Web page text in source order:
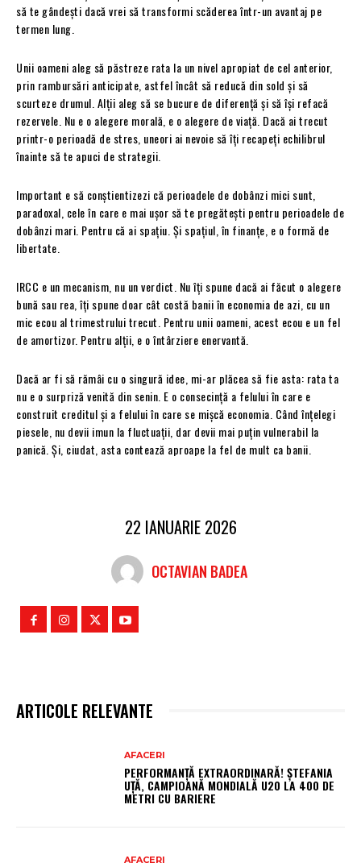
să te gândești dacă vrei să transformi scăderea într-un avantaj pe
termen lung.
Unii oameni aleg să păstreze rata la un nivel apropiat de cel anterior,
prin rambursări anticipate, astfel încât să reducă din sold și să
scurteze drumul. Alții aleg să se bucure de diferență și să își refacă
rezervele. Nu e o alegere morală, e o alegere de viață. Dacă ai trecut
printr-o perioadă de stres, uneori ai nevoie să îți recapeți echilibrul
înainte să te apuci de strategii.
Important e să conștientizezi că perioadele de dobânzi mici sunt,
paradoxal, cele în care e mai ușor să te pregătești pentru perioadele de
dobânzi mari. Pentru că ai spațiu. Și spațiul, în finanțe, e o formă de
libertate.
IRCC e un mecanism, nu un verdict. Nu îți spune dacă ai făcut o alegere
bună sau rea, îți spune doar cât costă banii în economia de azi, cu un
mic ecou al trimestrului trecut. Pentru unii oameni, acest ecou e un fel
de amortizor. Pentru alții, e o întârziere enervantă.
Dacă ar fi să rămâi cu o singură idee, mi-ar plăcea să fie asta: rata ta
nu e o surpriză venită din senin. E o consecință a felului în care e
construit creditul și a felului în care se mișcă economia. Când înțelegi
piesele, nu devii imun la fluctuații, dar devii mai puțin vulnerabil la
panică. Și, ciudat, asta contează aproape la fel de mult ca banii.
22 IANUARIE 2026
OCTAVIAN BADEA
ARTICOLE RELEVANTE
AFACERI
PERFORMANȚĂ EXTRAORDINARĂ! ȘTEFANIA
UȚĂ, CAMPIOANĂ MONDIALĂ U20 LA 400 DE
METRI CU BARIERE
AFACERI